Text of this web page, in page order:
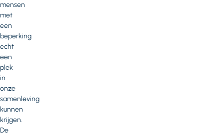
mensen
met
een
beperking
echt
een
plek
in
onze
samenleving
kunnen
krijgen.
De